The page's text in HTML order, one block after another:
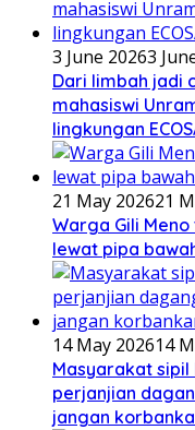
3 June 20263
Dari limbah jadi
mahasiswi
lingkungan
21 May 202621
Warga Gili
lewat pipa
14 May 202614
Masyarakat
perjanjian
jangan